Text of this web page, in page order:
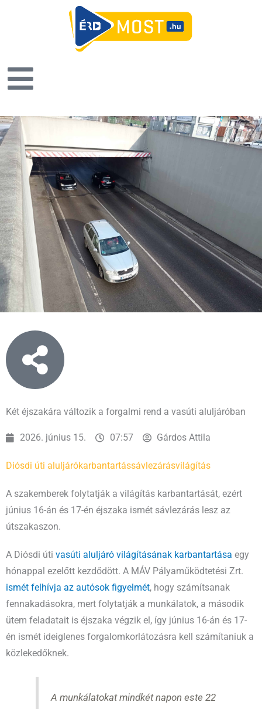
Két éjszakára változik a forgalmi rend a vasúti aluljáróban
2026. június 15. 07:57 Gárdos Attila
Diósdi úti aluljárókarbantartássávlezárásvilágítás
A szakemberek folytatják a világítás karbantartását, ezért
június 16-án és 17-én éjszaka ismét sávlezárás lesz az
útszakaszon.
A Diósdi úti vasúti aluljáró világításának karbantartása egy
hónappal ezelőtt kezdődött. A MÁV Pályaműködtetési Zrt.
ismét felhívja az autósok figyelmét, hogy számítsanak
fennakadásokra, mert folytatják a munkálatok, a második
ütem feladatait is éjszaka végzik el, így június 16-án és 17-
én ismét ideiglenes forgalomkorlátozásra kell számítaniuk a
közlekedőknek.
A munkálatokat mindkét napon este 22